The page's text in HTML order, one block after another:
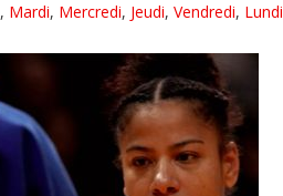
, Mardi, Mercredi, Jeudi, Vendredi, Lundi